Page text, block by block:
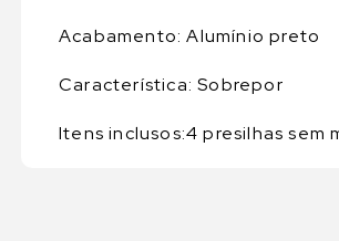
Acabamento: Alumínio preto
Característica: Sobrepor
Itens inclusos:4 presilhas sem